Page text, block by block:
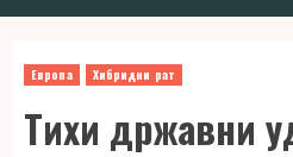
Menu
Европа Хибридни рат
Тихи државни